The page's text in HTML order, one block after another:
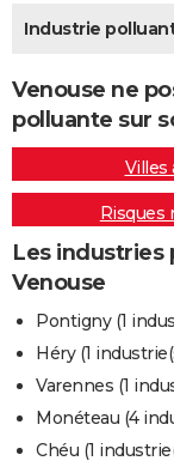
Destinations
City break
Voyage nature
Voyage de noces
Forum
Climat
+PHOTO
GUIDES D'ACHAT
BONS PLANS
CARTE DE VOEUX
Carte de Noël
Carte Bonne année
Carte Saint-Valentin
Carte Pâques
Carte d'anniversaire
DICTIONNAIRE
Dictionnaire
Biographies
Citations
Expressions
Proverbes
PROGRAMME TV
COPAINS D'AVANT
S'inscrire
Se connecter
Lycées
Collèges
Primaires
Universités
Entreprises
Service militaire
Avis de recherche
AVIS DE DÉCÈS
FORUM
Bricolage
Lifestyle
Culture
Sport
Auto
Television
Voyage
Cinema
Industrie
Venouse ne
polluante sur
Villes
Risques
Les industries
Venouse
Pontigny (1
Héry (1
Varennes (1
Monéteau (4
Chéu (1